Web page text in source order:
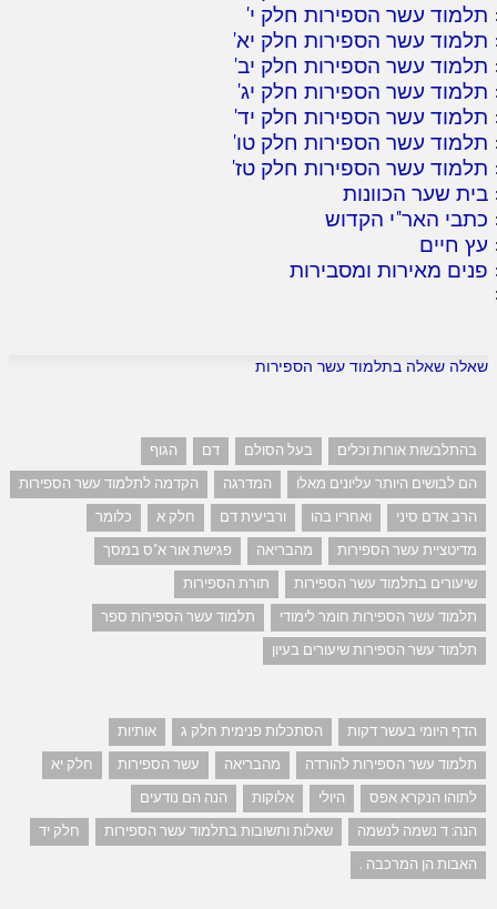
תלמוד עשר הספירות חלק י'
תלמוד עשר הספירות חלק יא'
תלמוד עשר הספירות חלק יב'
תלמוד עשר הספירות חלק יג'
תלמוד עשר הספירות חלק יד'
תלמוד עשר הספירות חלק טו'
תלמוד עשר הספירות חלק טז'
בית שער הכוונות
כתבי האר"י הקדוש
עץ חיים
פנים מאירות ומסבירות
שאלה שאלה בתלמוד עשר הספירות
בהתלבשות אורות וכלים בעל הסולם דם
הגוף
הם לבושים היותר עליונים מאלו
המדרגה
הקדמה לתלמוד עשר הספירות
הרב אדם סיני
ואחריו בהו ורביעית דם חלק א
כלומר
מדיטציית עשר הספירות
מהבריאה
פגישת אור א"ס במסך
שיעורים בתלמוד עשר הספירות
תורת הספירות
תלמוד עשר הספירות חומר לימודי
תלמוד עשר הספירות ספר
תלמוד עשר הספירות שיעורים בעיון
הדף היומי בעשר דקות הסתכלות פנימית חלק ג
אותיות
תלמוד עשר הספירות להורדה
מהבריאה עשר הספירות
חלק יא
לתוהו הנקרא אפס
היולי אלוקות
הנה הם נודעים
הנה: ד נשמה לנשמה
שאלות ותשובות בתלמוד עשר הספירות
חלק יד
האבות הן המרכבה .